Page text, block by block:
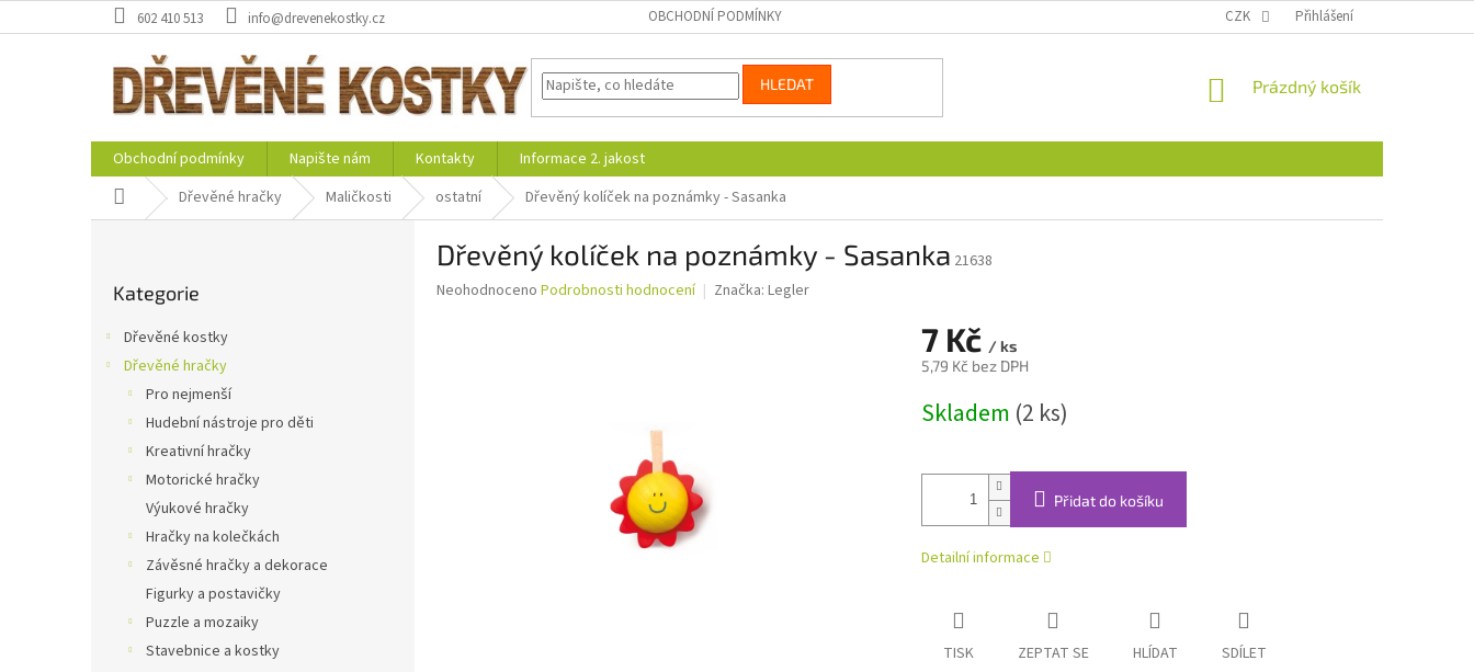
na
602 410 513 info@drevenekostky.cz OBCHODNÍ PODMÍNKY CZK Přihlášení
HLEDAT
NÁKUPNÍ
Prázdný košík
Obchodní podmínky Napište nám Kontakty
Informace 2. jakost
Domů Dřevěné hračky Maličkosti ostatní Dřevěný kolíček na poznámky - Sasanka
kategorie
Kategorie
Dřevěné kostky
Dřevěné hračky
Pro nejmenší
Hudební nástroje pro děti
Kreativní hračky
Motorické hračky
Výukové hračky
Hračky na kolečkách
Závěsné hračky a dekorace
Figurky a postavičky
Puzzle a mozaiky
Stavebnice a kostky
Dřevěný kolíček na poznámky - Sasanka 21638
Průměrné
Neohodnoceno Podrobnosti hodnocení Značka: Legler
7 Kč / ks
5,79 Kč bez DPH
cena:
Skladem (2 ks)
Přidat do košíku
Detailní informace
TISK ZEPTAT SE HLÍDAT SDÍLET